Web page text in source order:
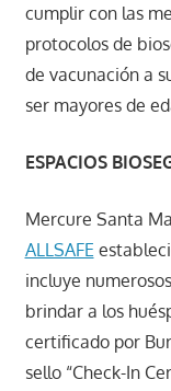
cumplir con las
protocolos de
de vacunación a
ser mayores de
ESPACIOS
Mercure Santa
ALLSAFE
incluye
brindar a los
certificado por
sello “Check-In